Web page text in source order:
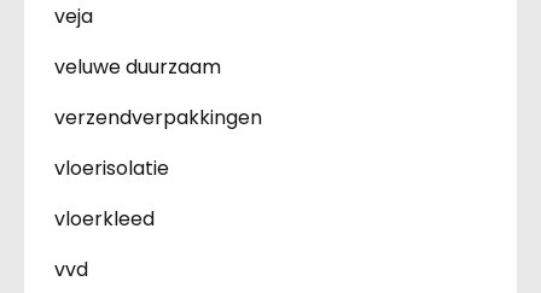
veja
veluwe duurzaam
verzendverpakkingen
vloerisolatie
vloerkleed
vvd